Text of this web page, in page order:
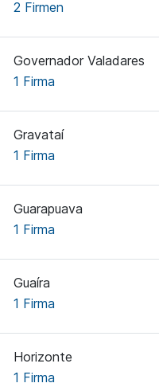
2 Firmen
Governador Valadares
1 Firma
Gravataí
1 Firma
Guarapuava
1 Firma
Guaíra
1 Firma
Horizonte
1 Firma